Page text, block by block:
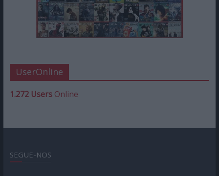
UserOnline
1.272 UsersOnline
SEGUE-NOS